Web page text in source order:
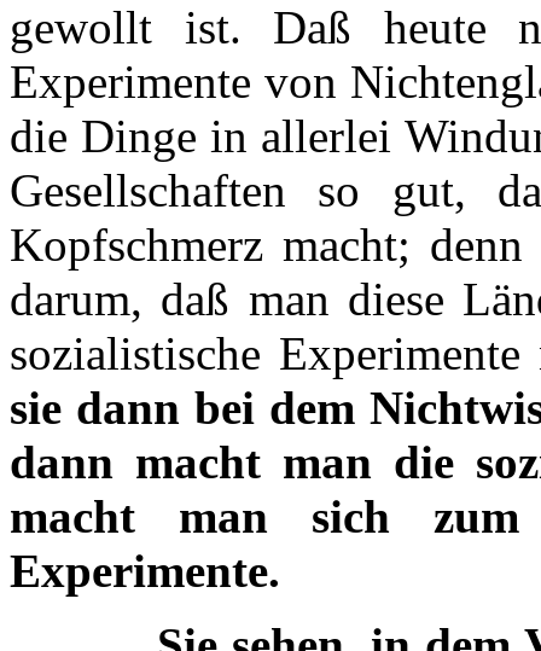
gewollt ist. Daß heute
Experimente von
die Dinge in allerlei
Gesellschaften so gut,
Kopfschmerz macht;
darum, daß man diese
sozialistische
sie dann bei dem
dann macht man die
macht man sich zum
Experimente.